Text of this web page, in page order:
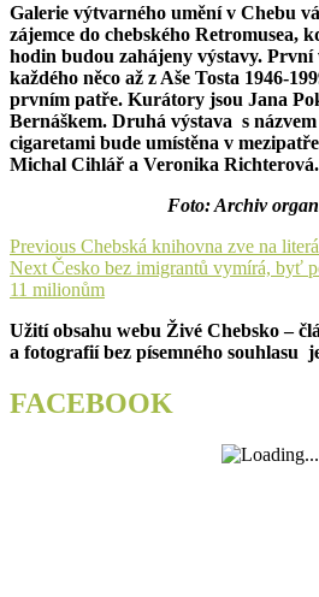
Galerie výtvarného umění v Chebu
zájemce do chebského Retromusea,
hodin budou zahájeny výstavy. První
každého něco až z Aše Tosta 1946-
prvním patře. Kurátory jsou Jana
Bernáškem. Druhá výstava s
cigaretami bude umístěna v
Michal Cihlář a Veronika Richterová.
Foto: Archiv
Navigace
pro
příspěvek
Previous Previous
post:
Chebská knihovna zve na
Next Next
post:
Česko bez imigrantů vymírá, byť
11 milionům
Užití obsahu webu Živé Chebsko –
a fotografií bez písemného souhlasu
FACEBOOK